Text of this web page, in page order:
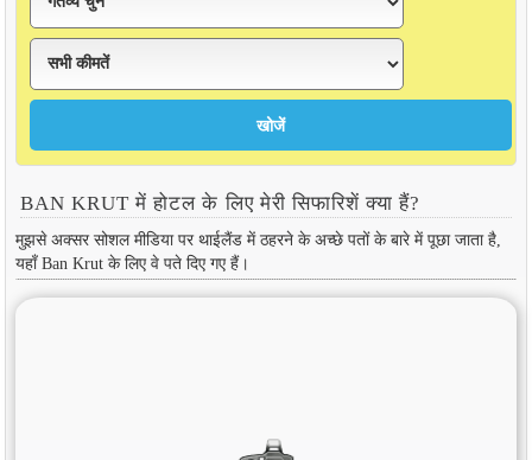
BAN KRUT में होटल के लिए मेरी सिफारिशें क्या हैं?
मुझसे अक्सर सोशल मीडिया पर थाईलैंड में ठहरने के अच्छे पतों के बारे में पूछा जाता है,
यहाँ Ban Krut के लिए वे पते दिए गए हैं।